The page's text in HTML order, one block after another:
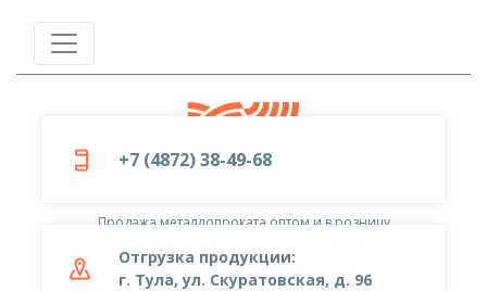
+7 (4872) 38-49-68
Отгрузка продукции:
г. Тула, ул. Скуратовская, д. 96
Продажа металлопроката оптом и в розницу